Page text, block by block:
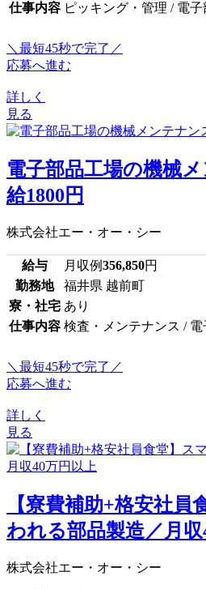
仕事内容 ピッキング・管理 / 電
＼最短45秒で完了／
応募へ進む
詳しく
見る
電子部品工場の機械
給1800円
株式会社エー・オー・シー
給与 月収例356,850円
勤務地
福井県 越前町
寮・社宅 あり
仕事内容 検査・メンテナンス /
＼最短45秒で完了／
応募へ進む
詳しく
見る
【寮費補助+格安社員
われる部品製造／月
株式会社エー・オー・シー